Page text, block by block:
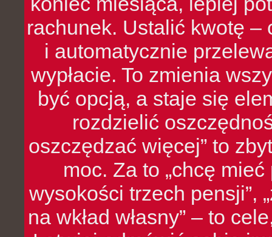
rachunek. Ustalić kwotę
i automatycznie
wypłacie. To zmienia
być opcją, a staje się
rozdzielić
oszczędzać więcej” to
moc. Za to „chcę
wysokości trzech pensji”,
na wkład własny” – to